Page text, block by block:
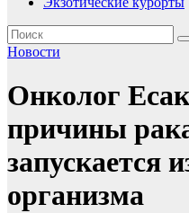
Новости
Онколог
причины
запускается
организма